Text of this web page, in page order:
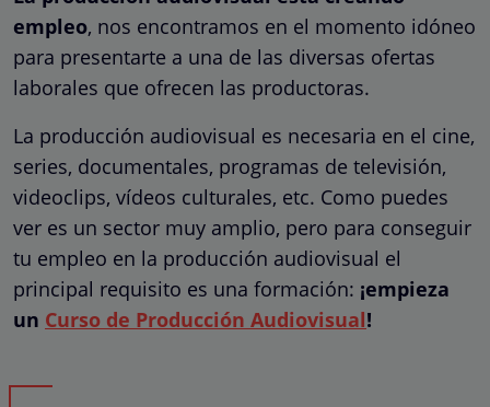
empleo, nos encontramos en el momento idóneo
para presentarte a una de las diversas ofertas
laborales que ofrecen las productoras.
La producción audiovisual es necesaria en el cine,
series, documentales, programas de televisión,
videoclips, vídeos culturales, etc. Como puedes
ver es un sector muy amplio, pero para conseguir
tu empleo en la producción audiovisual el
principal requisito es una formación: ¡empieza
un Curso de Producción Audiovisual!